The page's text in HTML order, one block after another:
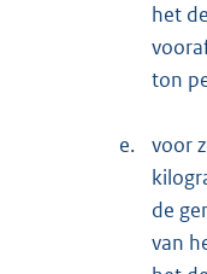
het
ton
e.
voor
de
van